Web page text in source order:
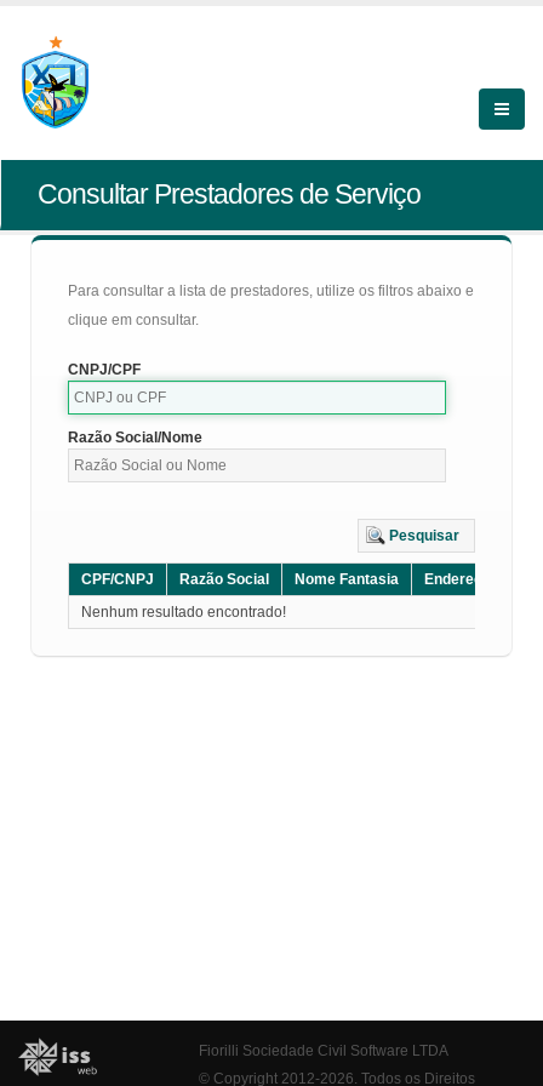
Consultar Prestadores de Serviço
Para consultar a lista de prestadores, utilize os filtros abaixo e
clique em consultar.
CNPJ/CPF
Razão Social/Nome
Pesquisar
CPF/CNPJ Razão Social Nome Fantasia Endereço
Nenhum resultado encontrado!
Fiorilli Sociedade Civil Software LTDA
© Copyright 2012-2026. Todos os Direitos